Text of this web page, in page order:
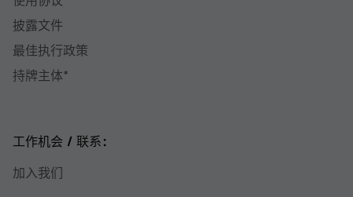
披露文件
最佳执行政策
持牌主体*
工作机会 / 联系：
加入我们